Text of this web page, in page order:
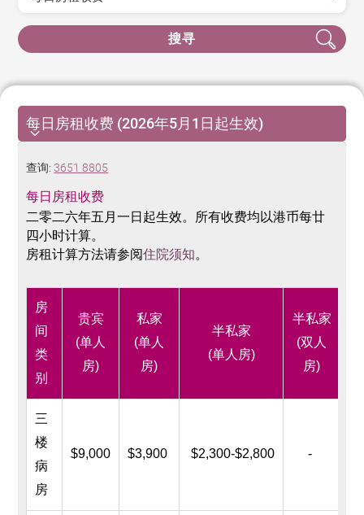
搜寻
每日房租收费 (2026年5月1日起生效)
每日房租收费 (2026年5月1日起生效)
查询:3651 8805
每日房租收费
二零二六年五月一日起生效。所有收费均以港币每廿
四小时计算。
房租计算方法请参阅住院须知。
房
间
类
别
贵宾
(单人
房)
私家
(单人
房)
半私家
(单人房)
半私家
(双人
房)
三
楼
病
房
$9,000 $3,900 $2,300-$2,800 -